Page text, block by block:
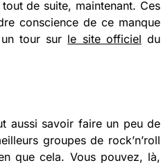
de suite, maintenant. Ces
conscience de ce manque
tour sur le site officiel du
aussi savoir faire un peu de
groupes de rock’n’roll
que cela. Vous pouvez, là,